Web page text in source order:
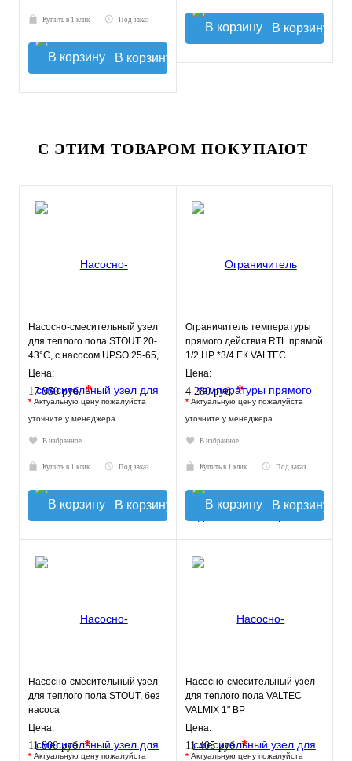
Купить в 1 клик Под заказ
В корзину
В корзину
С ЭТИМ ТОВАРОМ ПОКУПАЮТ
Насосно-смесительный узел
для теплого пола STOUT 20-
43°C, с насосом UPSO 25-65,
130 mm
Цена:
17 350 руб.*
* Актуальную цену пожалуйста
уточните у менеджера
В избранное
Купить в 1 клик Под заказ
В корзину
Ограничитель температуры
прямого действия RTL прямой
1/2 НР *3/4 ЕК VALTEC
Цена:
4 280 руб.*
* Актуальную цену пожалуйста
уточните у менеджера
В избранное
Купить в 1 клик Под заказ
В корзину
Насосно-смесительный узел
для теплого пола STOUT, без
насоса
Цена:
11 800 руб.*
* Актуальную цену пожалуйста
Насосно-смесительный узел
для теплого пола VALTEC
VALMIX 1" ВР
Цена:
11 405 руб.*
* Актуальную цену пожалуйста